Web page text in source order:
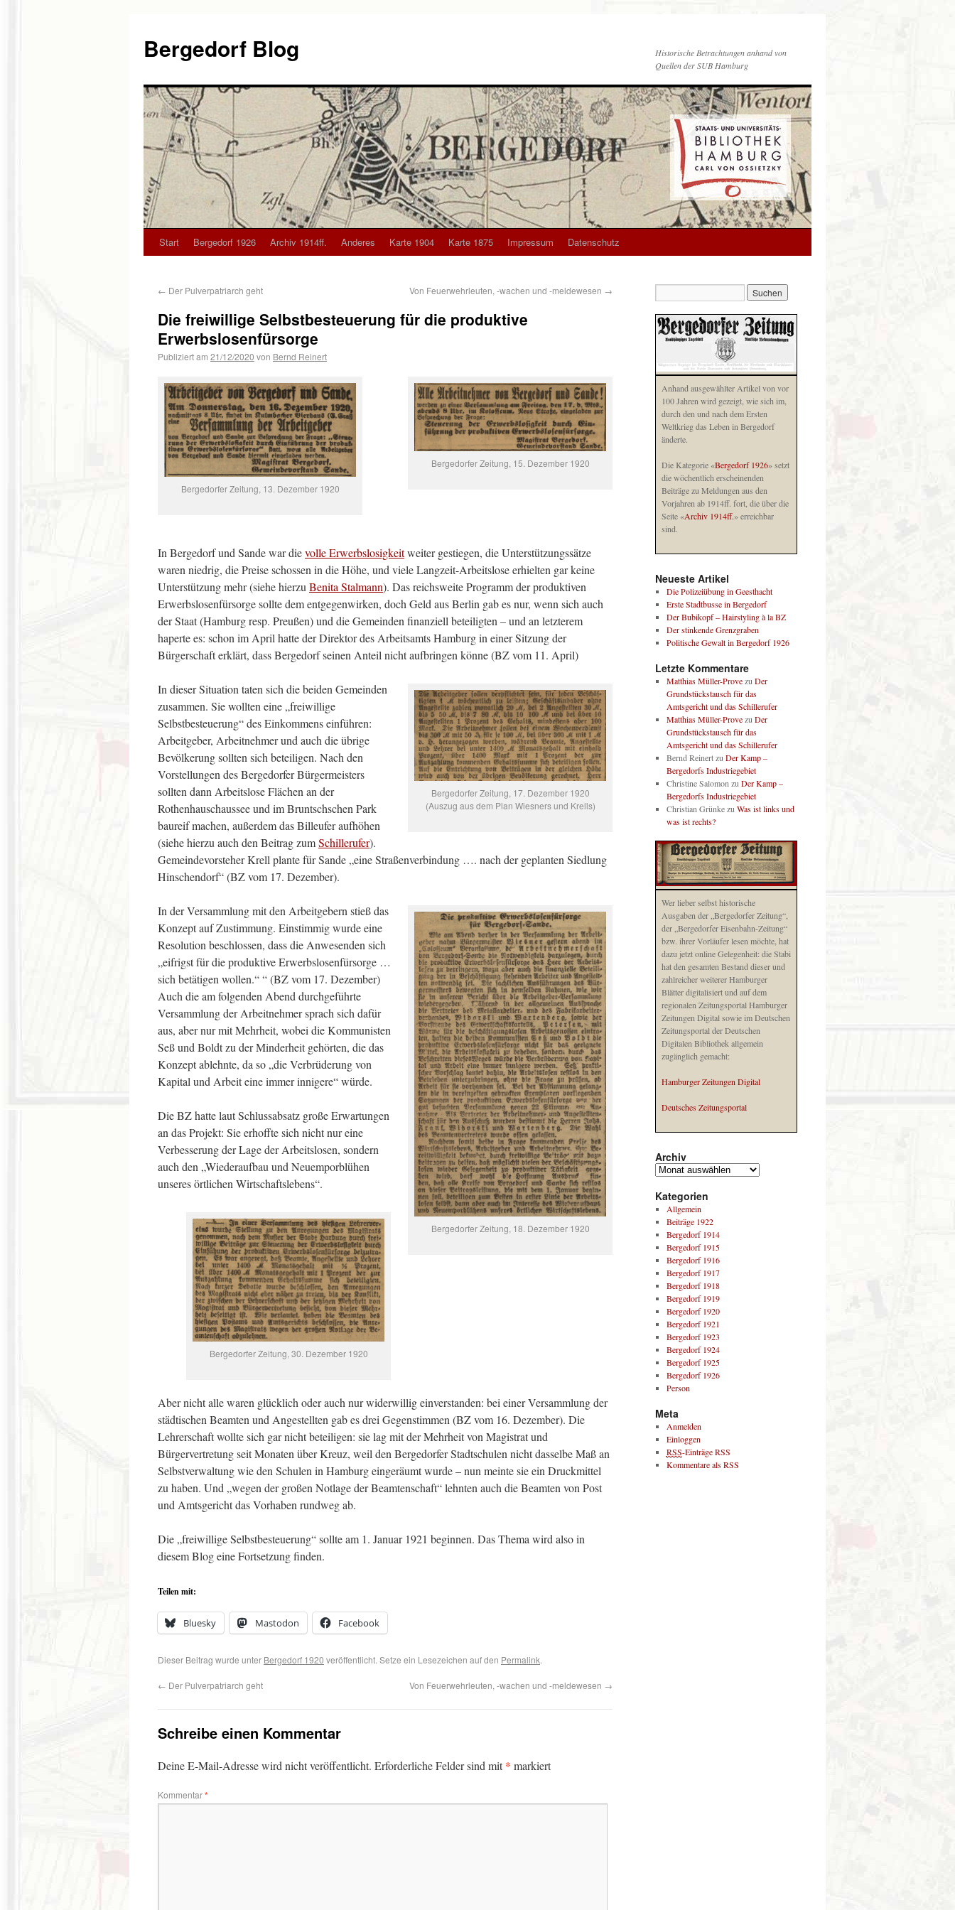
Bergedorf Blog
Historische Betrachtungen anhand von
Quellen der SUB Hamburg
Start Bergedorf 1926 Archiv 1914ff. Anderes Karte 1904 Karte 1875 Impressum Datenschutz
← Der Pulverpatriarch geht Von Feuerwehrleuten, -wachen und -meldewesen →
Die freiwillige Selbstbesteuerung für die produktive
Erwerbslosenfürsorge
Publiziert am 21/12/2020 von Bernd Reinert
Bergedorfer Zeitung, 13. Dezember 1920
Bergedorfer Zeitung, 15. Dezember 1920
In Bergedorf und Sande war dievolle Erwerbslosigkeitweiter gestiegen, die Unterstützungssätze
waren niedrig, die Preise schossen in die Höhe, und viele Langzeit-Arbeitslose erhielten gar keine
Unterstützung mehr (siehe hierzu Benita Stalmann). Das reichsweite Programm der produktiven
Erwerbslosenfürsorge sollte dem entgegenwirken, doch Geld aus Berlin gab es nur, wenn sich auch
der Staat (Hamburg resp. Preußen) und die Gemeinden finanziell beteiligten – und an letzterem
haperte es: schon im April hatte der Direktor des Arbeitsamts Hamburg in einer Sitzung der
Bürgerschaft erklärt, dass Bergedorf seinen Anteil nicht aufbringen könne (BZ vom 11. April)
Bergedorfer Zeitung, 17. Dezember 1920
(Auszug aus dem Plan Wiesners und Krells)
In dieser Situation taten sich die beiden Gemeinden
zusammen. Sie wollten eine „freiwillige
Selbstbesteuerung“ des Einkommens einführen:
Arbeitgeber, Arbeitnehmer und auch die übrige
Bevölkerung sollten sich beteiligen. Nach den
Vorstellungen des Bergedorfer Bürgermeisters
sollten dann Arbeitslose Flächen an der
Rothenhauschaussee und im Bruntschschen Park
baureif machen, außerdem das Billeufer aufhöhen
(siehe hierzu auch den Beitrag zumSchillerufer).
Gemeindevorsteher Krell plante für Sande „eine Straßenverbindung …. nach der geplanten Siedlung
Hinschendorf“ (BZ vom 17. Dezember).
Bergedorfer Zeitung, 18. Dezember 1920
In der Versammlung mit den Arbeitgebern stieß das
Konzept auf Zustimmung. Einstimmig wurde eine
Resolution beschlossen, dass die Anwesenden sich
„eifrigst für die produktive Erwerbslosenfürsorge …
sich betätigen wollen.“ “ (BZ vom 17. Dezember)
Auch die am folgenden Abend durchgeführte
Versammlung der Arbeitnehmer sprach sich dafür
aus, aber nur mit Mehrheit, wobei die Kommunisten
Seß und Boldt zu der Minderheit gehörten, die das
Konzept ablehnte, da so „die Verbrüderung von
Kapital und Arbeit eine immer innigere“ würde.
Die BZ hatte laut Schlussabsatz große Erwartungen
an das Projekt: Sie erhoffte sich nicht nur eine
Verbesserung der Lage der Arbeitslosen, sondern
auch den „Wiederaufbau und Neuemporblühen
unseres örtlichen Wirtschaftslebens“.
Bergedorfer Zeitung, 30. Dezember 1920
Aber nicht alle waren glücklich oder auch nur widerwillig einverstanden: bei einer Versammlung der
städtischen Beamten und Angestellten gab es drei Gegenstimmen (BZ vom 16. Dezember). Die
Lehrerschaft wollte sich gar nicht beteiligen: sie lag mit der Mehrheit von Magistrat und
Bürgervertretung seit Monaten über Kreuz, weil den Bergedorfer Stadtschulen nicht dasselbe Maß an
Selbstverwaltung wie den Schulen in Hamburg eingeräumt wurde – nun meinte sie ein Druckmittel
zu haben. Und „wegen der großen Notlage der Beamtenschaft“ lehnten auch die Beamten von Post
und Amtsgericht das Vorhaben rundweg ab.
Die „freiwillige Selbstbesteuerung“ sollte am 1. Januar 1921 beginnen. Das Thema wird also in
diesem Blog eine Fortsetzung finden.
Teilen mit:
Bluesky Mastodon Facebook
Dieser Beitrag wurde unter Bergedorf 1920 veröffentlicht. Setze ein Lesezeichen auf den Permalink.
← Der Pulverpatriarch geht Von Feuerwehrleuten, -wachen und -meldewesen →
Schreibe einen Kommentar
Deine E-Mail-Adresse wird nicht veröffentlicht. Erforderliche Felder sind mit* markiert
Kommentar*
Anhand ausgewählter Artikel von vor
100 Jahren wird gezeigt, wie sich im,
durch den und nach dem Ersten
Weltkrieg das Leben in Bergedorf
änderte.
Die Kategorie «Bergedorf 1926» setzt
die wöchentlich erscheinenden
Beiträge zu Meldungen aus den
Vorjahren ab 1914ff. fort, die über die
Seite «Archiv 1914ff.» erreichbar
sind.
Neueste Artikel
Die Polizeiübung in Geesthacht
Erste Stadtbusse in Bergedorf
Der Bubikopf – Hairstyling à la BZ
Der stinkende Grenzgraben
Politische Gewalt in Bergedorf 1926
Letzte Kommentare
Matthias Müller-Provezu Der
Grundstückstausch für das
Amtsgericht und das Schillerufer
Matthias Müller-Provezu Der
Grundstückstausch für das
Amtsgericht und das Schillerufer
Bernd Reinertzu Der Kamp –
Bergedorfs Industriegebiet
Christine Salomon zu Der Kamp –
Bergedorfs Industriegebiet
Christian Grünkezu Was ist links und
was ist rechts?
Wer lieber selbst historische
Ausgaben der „Bergedorfer Zeitung“,
der „Bergedorfer Eisenbahn-Zeitung“
bzw. ihrer Vorläufer lesen möchte, hat
dazu jetzt online Gelegenheit: die Stabi
hat den gesamten Bestand dieser und
zahlreicher weiterer Hamburger
Blätter digitalisiert und auf dem
regionalen Zeitungsportal Hamburger
Zeitungen Digital sowie im Deutschen
Zeitungsportal der Deutschen
Digitalen Bibliothek allgemein
zugänglich gemacht:
Hamburger Zeitungen Digital
Deutsches Zeitungsportal
Archiv
Kategorien
Allgemein
Beiträge 1922
Bergedorf 1914
Bergedorf 1915
Bergedorf 1916
Bergedorf 1917
Bergedorf 1918
Bergedorf 1919
Bergedorf 1920
Bergedorf 1921
Bergedorf 1923
Bergedorf 1924
Bergedorf 1925
Bergedorf 1926
Person
Meta
Anmelden
Einloggen
RSS-Einträge RSS
Kommentare als RSS